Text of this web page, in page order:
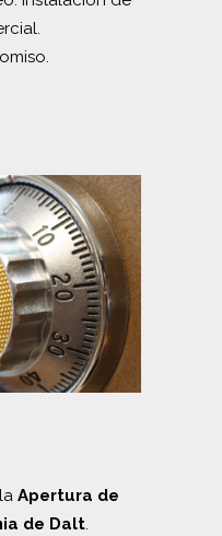
Apertura de
de Dalt.